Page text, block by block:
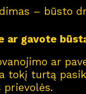
– būsto
ar gavote
ar
tokį turtą
prievolės.